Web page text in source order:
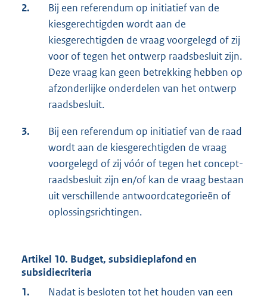
2.
Bij een referendum op initiatief van de
kiesgerechtigden wordt aan de
kiesgerechtigden de vraag voorgelegd of zij
voor of tegen het ontwerp raadsbesluit zijn.
Deze vraag kan geen betrekking hebben op
afzonderlijke onderdelen van het ontwerp
raadsbesluit.
3.
Bij een referendum op initiatief van de raad
wordt aan de kiesgerechtigden de vraag
voorgelegd of zij vóór of tegen het concept-
raadsbesluit zijn en/of kan de vraag bestaan
uit verschillende antwoordcategorieën of
oplossingsrichtingen.
Artikel 10. Budget, subsidieplafond en
subsidiecriteria
1.
Nadat is besloten tot het houden van een